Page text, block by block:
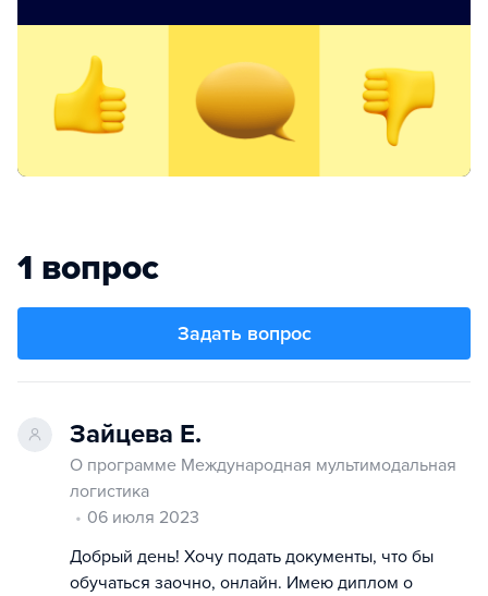
1 вопрос
Задать вопрос
Зайцева Е.
О программе Международная мультимодальная
логистика
06 июля 2023
Добрый день! Хочу подать документы, что бы
обучаться заочно, онлайн. Имею диплом о